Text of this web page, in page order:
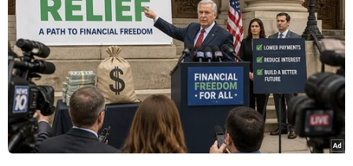
thường xuyên tuyên bố về sự cần thiết tăng
cường hiện diện ở Biển Đen. Đây là một khuynh
hướng rất nguy hiểm.
Theo ông, kế hoạch tăng chi tiêu quân sự của
các nước NATO lên 2% GDP sẽ tăng chi tiêu
quân sự của tổ chức này thêm hơn 100 tỷ USD,
cao hơn nhiều ngân sách quốc phòng của Nga.